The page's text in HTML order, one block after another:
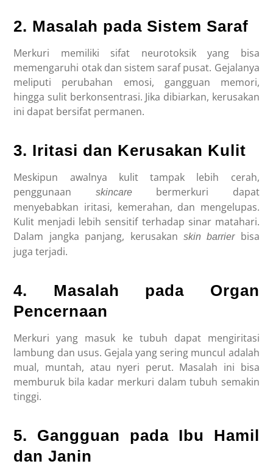
2. Masalah pada Sistem Saraf
Merkuri memiliki sifat neurotoksik yang bisa
memengaruhi otak dan sistem saraf pusat. Gejalanya
meliputi perubahan emosi, gangguan memori,
hingga sulit berkonsentrasi. Jika dibiarkan, kerusakan
ini dapat bersifat permanen.
3. Iritasi dan Kerusakan Kulit
Meskipun awalnya kulit tampak lebih cerah,
penggunaan skincarebermerkuri dapat
menyebabkan iritasi, kemerahan, dan mengelupas.
Kulit menjadi lebih sensitif terhadap sinar matahari.
Dalam jangka panjang, kerusakan skin barrierbisa
juga terjadi.
4. Masalah pada Organ
Pencernaan
Merkuri yang masuk ke tubuh dapat mengiritasi
lambung dan usus. Gejala yang sering muncul adalah
mual, muntah, atau nyeri perut. Masalah ini bisa
memburuk bila kadar merkuri dalam tubuh semakin
tinggi.
5. Gangguan pada Ibu Hamil
dan Janin